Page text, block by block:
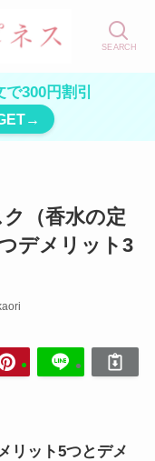
SEARCH
300円割引
ク（香水の定
デメリット3
リット5つとデメ